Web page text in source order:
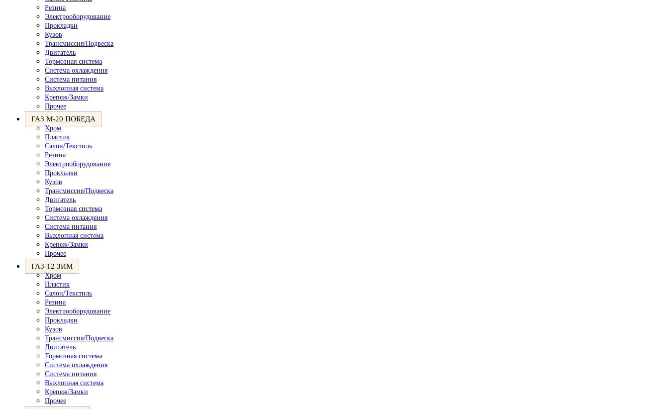
Резина
Электрооборудование
Прокладки
Кузов
Трансмиссия/Подвеска
Двигатель
Тормозная система
Система охлаждения
Система питания
Выхлопная система
Крепеж/Замки
Прочее
ГАЗ М-20 ПОБЕДА
Хром
Пластик
Салон/Текстиль
Резина
Электрооборудование
Прокладки
Кузов
Трансмиссия/Подвеска
Двигатель
Тормозная система
Система охлаждения
Система питания
Выхлопная система
Крепеж/Замки
Прочее
ГАЗ-12 ЗИМ
Хром
Пластик
Салон/Текстиль
Резина
Электрооборудование
Прокладки
Кузов
Трансмиссия/Подвеска
Двигатель
Тормозная система
Система охлаждения
Система питания
Выхлопная система
Крепеж/Замки
Прочее